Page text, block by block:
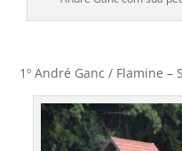
1º André Ganc / Flamine –